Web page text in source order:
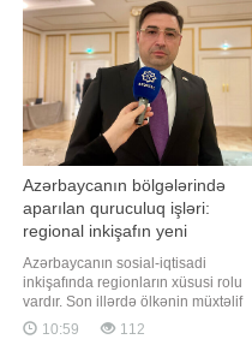
Sənan Mirzəyev və tanışı olan
qadın saxlanılıb. Onlardan
ümumilikd
Azərbaycanın bölgələrində
aparılan quruculuq işləri:
regional inkişafın yeni
mərhələsi
Azərbaycanın sosial-iqtisadi
inkişafında regionların xüsusi rolu
vardır. Son illərdə ölkənin müxtəlif
bölgələrində həyata keçirilən
genişmiqyaslı quruculuq, abadlıq və
10:59 112